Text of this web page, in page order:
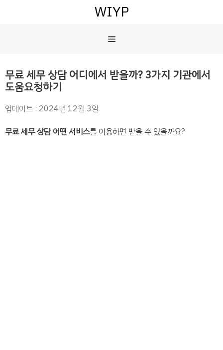
뛰
기
WIYP
뉴
무료 세무 상담 어디에서 받을까? 3가지 기관에서
도움요청하기
업데이트 : 2024년 12월 3일
무료 세무 상담 어떤 서비스를 이용하면 받을 수 있을까요?